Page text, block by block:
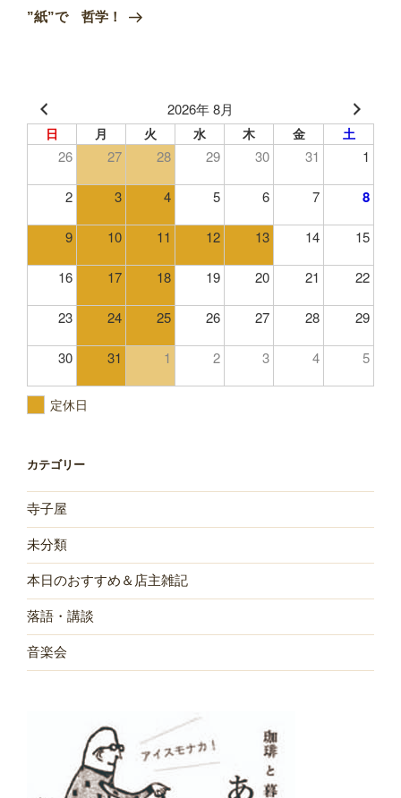
ゲ
ン
の
”紙”で 哲学！
2026年 8月
日 月 火 水 木 金 土
26 27 28 29 30 31 1
2 3 4 5 6 7 8
9 10 11 12 13 14 15
16 17 18 19 20 21 22
23 24 25 26 27 28 29
30 31 1 2 3 4 5
定休日
カテゴリー
寺子屋
未分類
本日のおすすめ＆店主雑記
落語・講談
音楽会